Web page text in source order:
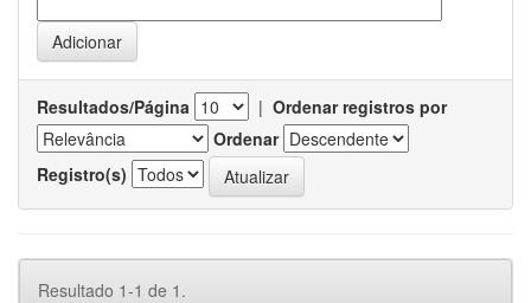
Resultados/Página | Ordenar registros por
Ordenar
Registro(s)
Resultado 1-1 de 1.